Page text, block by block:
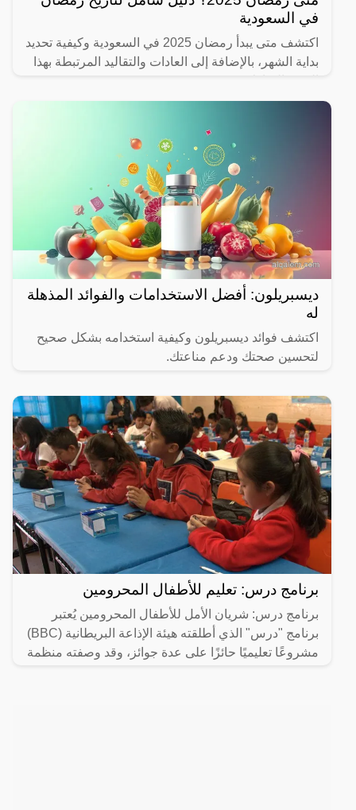
في السعودية
اكتشف متى يبدأ رمضان 2025 في السعودية وكيفية تحديد
بداية الشهر، بالإضافة إلى العادات والتقاليد المرتبطة بهذا
ديسبريلون: أفضل الاستخدامات والفوائد المذهلة
له
اكتشف فوائد ديسبريلون وكيفية استخدامه بشكل صحيح
لتحسين صحتك ودعم مناعتك.
برنامج درس: تعليم للأطفال المحرومين
برنامج درس: شريان الأمل للأطفال المحرومين يُعتبر
برنامج "درس" الذي أطلقته هيئة الإذاعة البريطانية (BBC)
مشروعًا تعليميًا حائزًا على عدة جوائز، وقد وصفته منظمة